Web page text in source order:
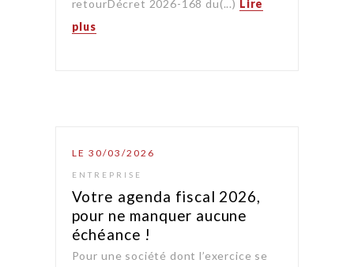
retourDécret 2026-168 du(...) Lire
plus
LE 30/03/2026
ENTREPRISE
Votre agenda fiscal 2026,
pour ne manquer aucune
échéance !
Pour une société dont l’exercice se